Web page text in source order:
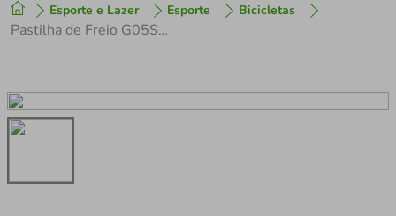
Esporte e Lazer Esporte Bicicletas
Pastilha de Freio G05S RX Resina Deore / Slx / Xt / Xtr / Alfine com Mola
1º tenis